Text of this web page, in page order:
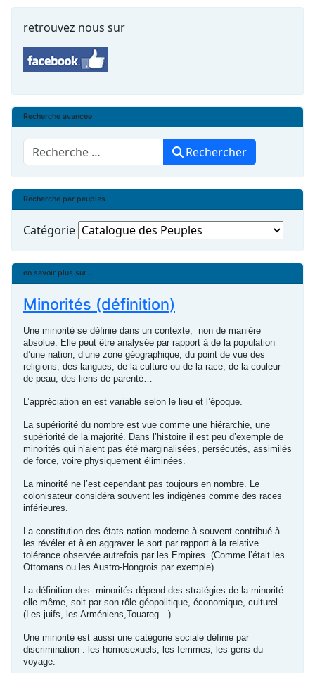
retrouvez nous sur
Recherche avancée
Rechercher Rechercher
Recherche par peuples
Catégorie
en savoir plus sur ...
Minorités (définition)
Une minorité se définie dans un contexte, non de manière
absolue. Elle peut être analysée par rapport à de la population
d’une nation, d’une zone géographique, du point de vue des
religions, des langues, de la culture ou de la race, de la couleur
de peau, des liens de parenté…
L’appréciation en est variable selon le lieu et l’époque.
La supériorité du nombre est vue comme une hiérarchie, une
supériorité de la majorité. Dans l’histoire il est peu d’exemple de
minorités qui n’aient pas été marginalisées, persécutés, assimilés
de force, voire physiquement éliminées.
La minorité ne l’est cependant pas toujours en nombre. Le
colonisateur considéra souvent les indigènes comme des races
inférieures.
La constitution des états nation moderne à souvent contribué à
les révéler et à en aggraver le sort par rapport à la relative
tolérance observée autrefois par les Empires. (Comme l’était les
Ottomans ou les Austro-Hongrois par exemple)
La définition des minorités dépend des stratégies de la minorité
elle-même, soit par son rôle géopolitique, économique, culturel.
(Les juifs, les Arméniens,Touareg…)
Une minorité est aussi une catégorie sociale définie par
discrimination : les homosexuels, les femmes, les gens du
voyage.